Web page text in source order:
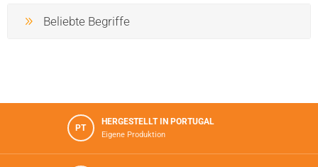
Beliebte Begriffe
PT
HERGESTELLT IN PORTUGAL
Eigene Produktion